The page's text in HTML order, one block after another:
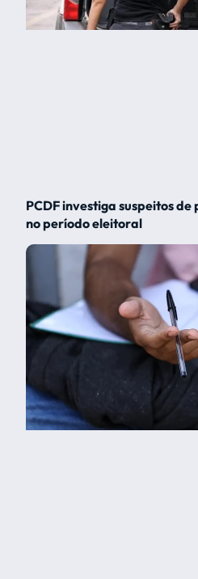
PCDF investiga suspeitos
no período eleitoral